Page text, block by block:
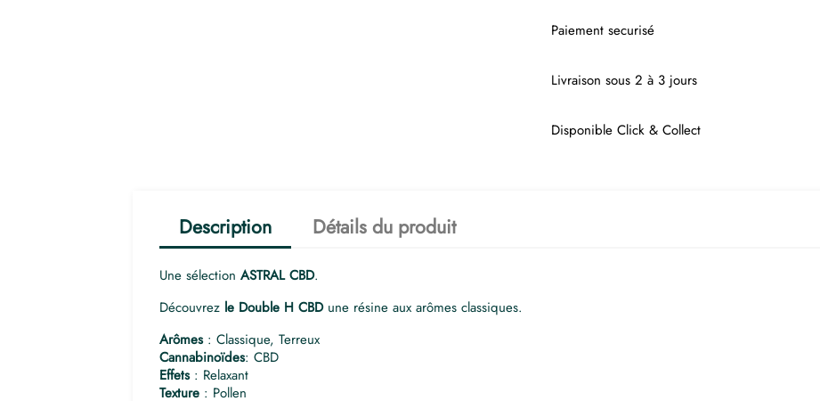
Paiement securisé
Livraison sous 2 à 3 jours
Disponible Click & Collect
Description Détails du produit
Une sélectionASTRAL CBD.
Découvrez le Double H CBD une résine aux arômes classiques.
Arômes: Classique, Terreux
Cannabinoïdes: CBD
Effets: Relaxant
Texture : Pollen